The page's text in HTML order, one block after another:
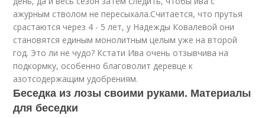
ажурным стволом не пересыхала.Считается, что прутья
срастаются через 4 - 5 лет, у Надежды Ковалевой они
становятся единым монолитным целым уже на второй
год. Это ли не чудо? Кстати Ива очень отзывчива на
подкормку, особенно благоволит деревце к
азотсодержащим удобрениям.
Беседка из лозы своими руками. Материалы
для беседки